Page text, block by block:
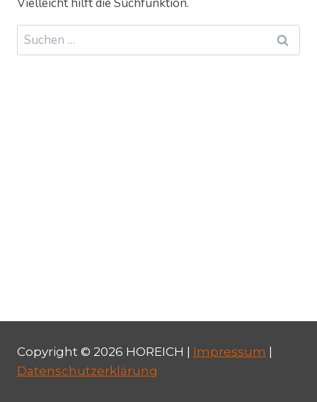
Vielleicht hilft die Suchfunktion.
Suchen
nach:
Copyright © 2026 HOREICH | Impressum
Datenschutzerklärung